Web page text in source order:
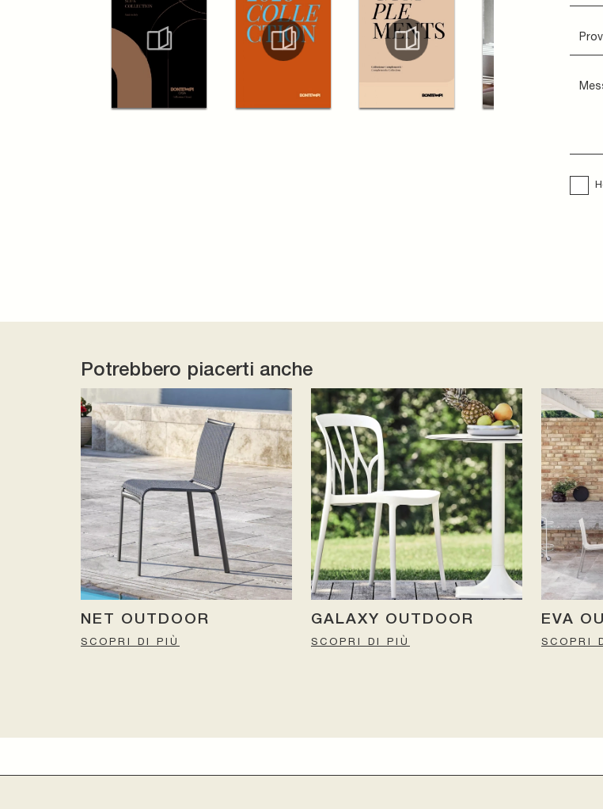
Potrebbero piacerti anche
NET OUTDOOR
SCOPRI DI PIÙ
GALAXY OUTDOOR
SCOPRI DI PIÙ
EVA
SCOPRI